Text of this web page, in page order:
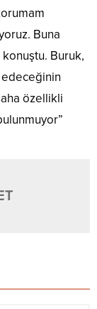
Buna
konuştu. Buruk,
özellikli